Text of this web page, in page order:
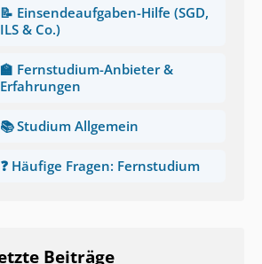
📝 Einsendeaufgaben-Hilfe (SGD,
ILS & Co.)
🏫 Fernstudium-Anbieter &
Erfahrungen
📚 Studium Allgemein
❓ Häufige Fragen: Fernstudium
Beiträge